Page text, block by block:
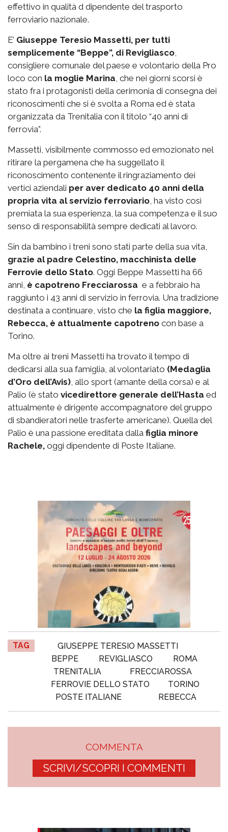
effettivo in qualità d dipendente del trasporto
ferroviario nazionale.
E’ Giuseppe Teresio Massetti, per tutti
semplicemente “Beppe”, di Revigliasco,
consigliere comunale del paese e volontario della Pro
loco con la moglie Marina, che nei giorni scorsi è
stato fra i protagonisti della cerimonia di consegna dei
riconoscimenti che si è svolta a Roma ed è stata
organizzata da Trenitalia con il titolo “40 anni di
ferrovia”.
Massetti, visibilmente commosso ed emozionato nel
ritirare la pergamena che ha suggellato il
riconoscimento contenente il ringraziamento dei
vertici aziendali per aver dedicato 40 anni della
propria vita al servizio ferroviario, ha visto così
premiata la sua esperienza, la sua competenza e il suo
senso di responsabilità sempre dedicati al lavoro.
Sin da bambino i treni sono stati parte della sua vita,
grazie al padre Celestino, macchinista delle
Ferrovie dello Stato. Oggi Beppe Massetti ha 66
anni, è capotreno Frecciarossa e a febbraio ha
raggiunto i 43 anni di servizio in ferrovia. Una tradizione
destinata a continuare, visto che la figlia maggiore,
Rebecca, è attualmente capotreno con base a
Torino.
Ma oltre ai treni Massetti ha trovato il tempo di
dedicarsi alla sua famiglia, al volontariato (Medaglia
d’Oro dell’Avis), allo sport (amante della corsa) e al
Palio (è stato vicedirettore generale dell’Hasta ed
attualmente è dirigente accompagnatore del gruppo
di sbandieratori nelle trasferte americane). Quella del
Palio è una passione ereditata dalla figlia minore
Rachele, oggi dipendente di Poste Italiane.
TAG
GIUSEPPE TERESIO MASSETTI
BEPPE
REVIGLIASCO
ROMA
TRENITALIA
FRECCIAROSSA
FERROVIE DELLO STATO
TORINO
POSTE ITALIANE
REBECCA
COMMENTA
SCRIVI/SCOPRI I COMMENTI